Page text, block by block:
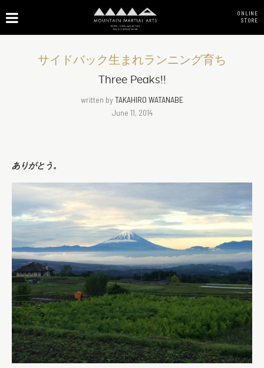
ONLINE
STORE
サイドバック生まれランニング育ち
Three Peaks!!
written byTAKAHIRO WATANABE
June 11, 2014
ありがとう。